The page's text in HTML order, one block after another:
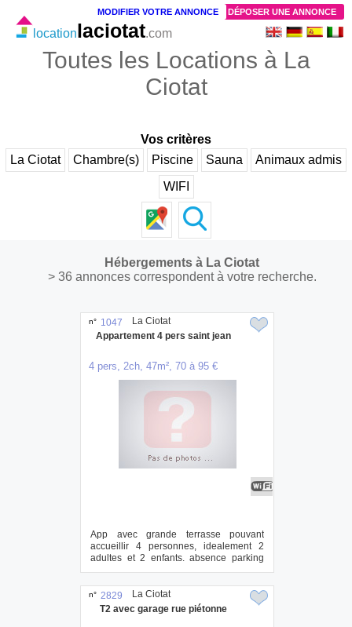
Toutes les Locations à La
Ciotat
locationlaciotat.com
Vos critères
La Ciotat
Chambre(s) Piscine Sauna
Animaux admis
WIFI
Hébergements à La Ciotat
> 36 annonces correspondent à votre recherche.
n° 1047
Appartement 4 pers saint jean
4 pers, 2ch, 47m², 70 à 95 €
App avec grande terrasse pouvant
accueillir 4 personnes, idealement 2
adultes et 2 enfants. absence parking
prive. ...
La Ciotat
n° 2829
T2 avec garage rue piétonne
La Ciotat
DÉPOSER UNE ANNONCE
MODIFIER VOTRE ANNONCE